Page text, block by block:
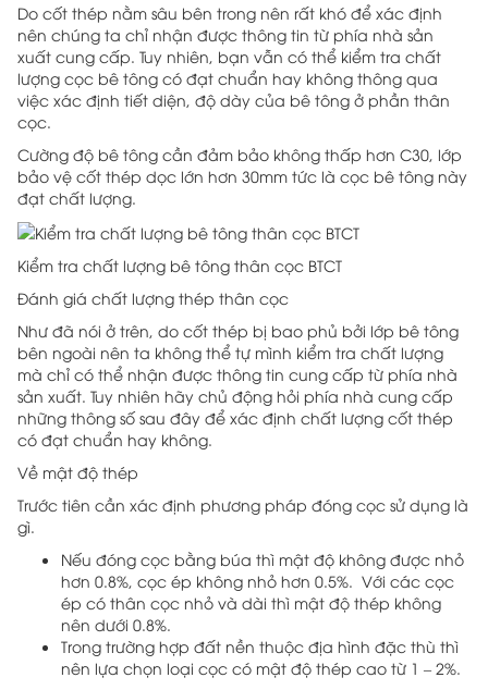
Do cốt thép nằm sâu bên trong nên rất khó để xác định
nên chúng ta chỉ nhận được thông tin từ phía nhà sản
xuất cung cấp. Tuy nhiên, bạn vẫn có thể kiểm tra chất
lượng cọc bê tông có đạt chuẩn hay không thông qua
việc xác định tiết diện, độ dày của bê tông ở phần thân
cọc.
Cường độ bê tông cần đảm bảo không thấp hơn C30, lớp
bảo vệ cốt thép dọc lớn hơn 30mm tức là cọc bê tông này
đạt chất lượng.
Kiểm tra chất lượng bê tông thân cọc BTCT
Đánh giá chất lượng thép thân cọc
Như đã nói ở trên, do cốt thép bị bao phủ bởi lớp bê tông
bên ngoài nên ta không thể tự mình kiểm tra chất lượng
mà chỉ có thể nhận được thông tin cung cấp từ phía nhà
sản xuất. Tuy nhiên hãy chủ động hỏi phía nhà cung cấp
những thông số sau đây để xác định chất lượng cốt thép
có đạt chuẩn hay không.
Về mật độ thép
Trước tiên cần xác định phương pháp đóng cọc sử dụng là
gì.
Nếu đóng cọc bằng búa thì mật độ không được nhỏ
hơn 0.8%, cọc ép không nhỏ hơn 0.5%. Với các cọc
ép có thân cọc nhỏ và dài thì mật độ thép không
nên dưới 0.8%.
Trong trường hợp đất nền thuộc địa hình đặc thù thì
nên lựa chọn loại cọc có mật độ thép cao từ 1 – 2%.